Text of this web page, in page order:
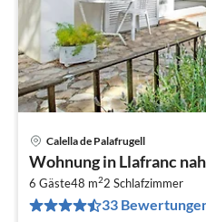
Calella de Palafrugell
Wohnung in Llafranc
6 Gäste48 m22 Schlafzimmer
33